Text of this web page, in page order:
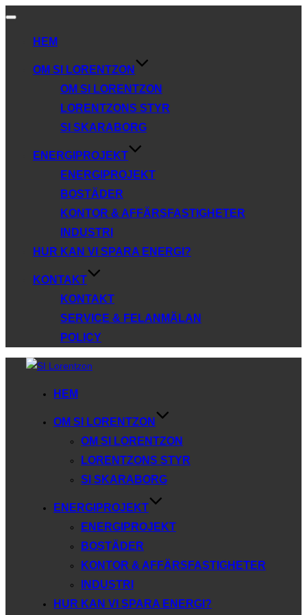
Slå
navigering
HEM
OM SI LORENTZON
OM SI LORENTZON
LORENTZONS STYR
SI SKARABORG
ENERGIPROJEKT
ENERGIPROJEKT
BOSTÄDER
KONTOR & AFFÄRSFASTIGHETER
INDUSTRI
HUR KAN VI SPARA ENERGI?
KONTAKT
KONTAKT
SERVICE & FELANMÄLAN
POLICY
Hoppa
HEM
OM SI LORENTZON
OM SI LORENTZON
LORENTZONS STYR
SI SKARABORG
ENERGIPROJEKT
ENERGIPROJEKT
BOSTÄDER
KONTOR & AFFÄRSFASTIGHETER
INDUSTRI
HUR KAN VI SPARA ENERGI?